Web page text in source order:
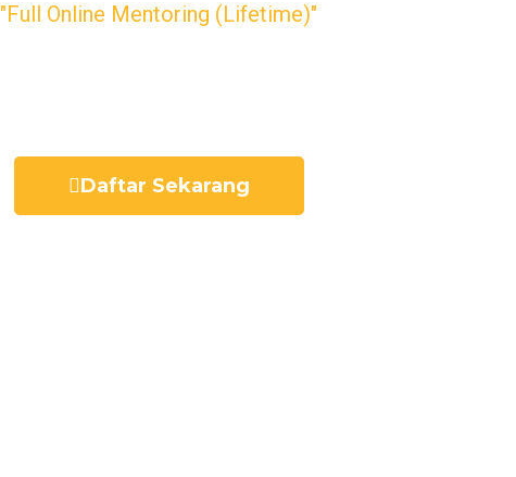
"Full Online Mentoring (Lifetime)"
Daftar Sekarang